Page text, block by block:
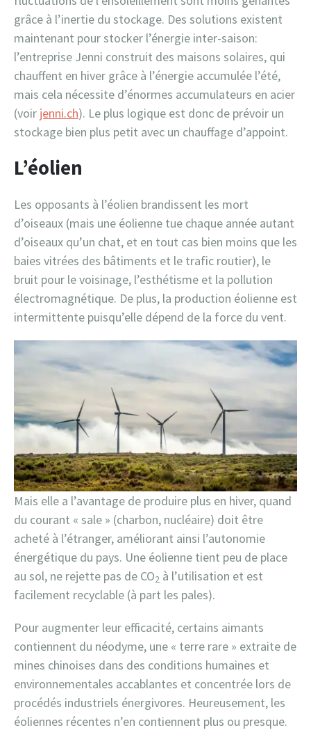
grâce à l’inertie du stockage. Des solutions existent
maintenant pour stocker l’énergie inter-saison:
l’entreprise Jenni construit des maisons solaires, qui
chauffent en hiver grâce à l’énergie accumulée l’été,
mais cela nécessite d’énormes accumulateurs en acier
(voir jenni.ch). Le plus logique est donc de prévoir un
stockage bien plus petit avec un chauffage d’appoint.
L’éolien
Les opposants à l’éolien brandissent les mort
d’oiseaux (mais une éolienne tue chaque année autant
d’oiseaux qu’un chat, et en tout cas bien moins que les
baies vitrées des bâtiments et le trafic routier), le
bruit pour le voisinage, l’esthétisme et la pollution
électromagnétique. De plus, la production éolienne est
intermittente puisqu’elle dépend de la force du vent.
Mais elle a l’avantage de produire plus en hiver, quand
du courant « sale » (charbon, nucléaire) doit être
acheté à l’étranger, améliorant ainsi l’autonomie
énergétique du pays. Une éolienne tient peu de place
au sol, ne rejette pas de CO2 à l’utilisation et est
facilement recyclable (à part les pales).
Pour augmenter leur efficacité, certains aimants
contiennent du néodyme, une « terre rare » extraite de
mines chinoises dans des conditions humaines et
environnementales accablantes et concentrée lors de
procédés industriels énergivores. Heureusement, les
éoliennes récentes n’en contiennent plus ou presque.